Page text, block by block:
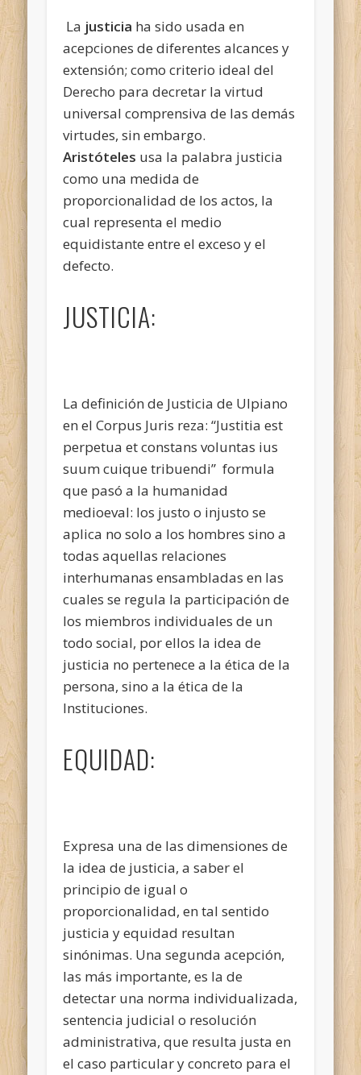
La justicia ha sido usada en
acepciones de diferentes alcances y
extensión; como criterio ideal del
Derecho para decretar la virtud
universal comprensiva de las demás
virtudes, sin embargo.
Aristóteles usa la palabra justicia
como una medida de
proporcionalidad de los actos, la
cual representa el medio
equidistante entre el exceso y el
defecto.
JUSTICIA:
La definición de Justicia de Ulpiano
en el Corpus Juris reza: “Justitia est
perpetua et constans voluntas ius
suum cuique tribuendi” formula
que pasó a la humanidad
medioeval: los justo o injusto se
aplica no solo a los hombres sino a
todas aquellas relaciones
interhumanas ensambladas en las
cuales se regula la participación de
los miembros individuales de un
todo social, por ellos la idea de
justicia no pertenece a la ética de la
persona, sino a la ética de la
Instituciones.
EQUIDAD:
Expresa una de las dimensiones de
la idea de justicia, a saber el
principio de igual o
proporcionalidad, en tal sentido
justicia y equidad resultan
sinónimas. Una segunda acepción,
las más importante, es la de
detectar una norma individualizada,
sentencia judicial o resolución
administrativa, que resulta justa en
el caso particular y concreto para el